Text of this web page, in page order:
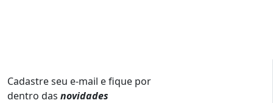
Cadastre seu e-mail e fique por
dentro das novidades